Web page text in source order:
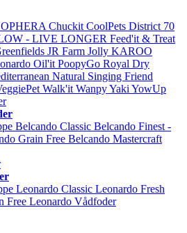
Chuckit CoolPets District 70
- LIVE LONGER Feed'it & Treat
JR Farm Jolly KAROO
Oil'it PoopyGo Royal Dry
Natural Singing Friend
Walk'it WanpyYaki YowUp
Belcando Classic Belcando Finest -
Grain Free Belcando Mastercraft
Leonardo Classic Leonardo Fresh
Free Leonardo Vådfoder